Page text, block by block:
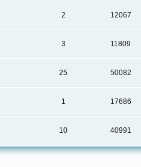
2 12067
3 11809
25 50082
1 17686
10 40991